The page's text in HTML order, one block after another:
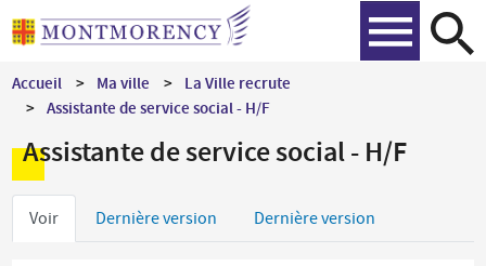
Aller
au
principal
Accueil Ma ville
La Ville recrute
Assistante de service social - H/F
Assistante de service social - H/F
Onglets
Voir Dernière version Dernière version